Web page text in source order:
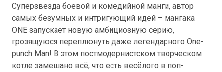
Суперзвезда боевой и комедийной манги, автор
самых безумных и интригующий идей – мангака
ONE запускает новую амбициозную серию,
грозящуюся переплюнуть даже легендарного One-
punch Man! В этом постмодернистском творческом
котле замешано всё, что есть весёлого в поп-